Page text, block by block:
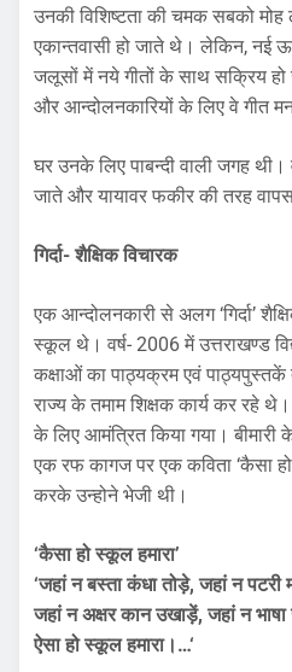
उनकी विशिष्टता की चमक सबको
एकान्तवासी हो जाते थे। लेकिन, नई
जलूसों में नये गीतों के साथ सक्रिय
और आन्दोलनकारियों के लिए वे गीत
घर उनके लिए पाबन्दी वाली जगह
जाते और यायावर फकीर की तरह
गिर्दा- शैक्षिक विचारक
एक आन्दोलनकारी से अलग ‘गिर्दा’
स्कूल थे। वर्ष- 2006 में उत्तराखण्ड
कक्षाओं का पाठ्यक्रम एवं पाठ्यपुस्तकें
राज्य के तमाम शिक्षक कार्य कर रहे थे।
के लिए आमंत्रित किया गया।
एक रफ कागज पर एक कविता ‘कैसा
करके उन्होने भेजी थी।
‘कैसा हो स्कूल हमारा’
‘जहां न बस्ता कंधा तोड़े, जहां न पटरी
जहां न अक्षर कान उखाड़ें, जहां न
ऐसा हो स्कूल हमारा।…‘